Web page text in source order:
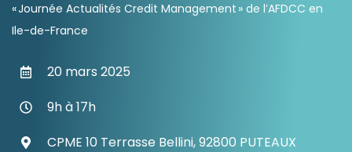
Notre groupe
« Journée Actualités Credit Management » de l’AFDCC en
Ile-de-France
20 mars 2025
9h à 17h
CPME 10 Terrasse Bellini, 92800 PUTEAUX